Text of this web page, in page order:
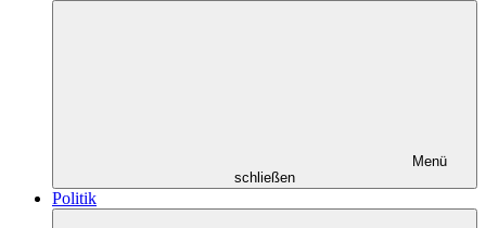
Menü
schließen
Politik